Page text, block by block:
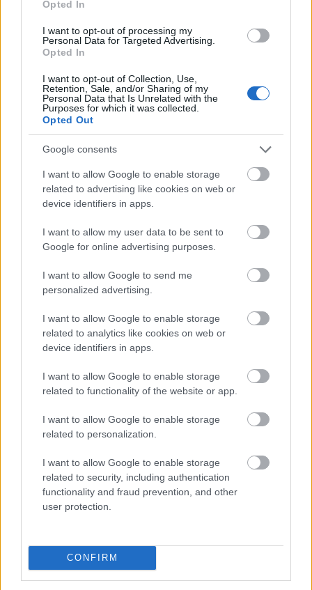
Opted In
I want to opt-out of processing my
Personal Data for Targeted Advertising.
Opted In
I want to opt-out of Collection, Use,
Retention, Sale, and/or Sharing of my
Personal Data that Is Unrelated with the
Purposes for which it was collected.
Opted Out
Google consents
I want to allow Google to enable storage
related to advertising like cookies on web or
device identifiers in apps.
I want to allow my user data to be sent to
Google for online advertising purposes.
I want to allow Google to send me
personalized advertising.
I want to allow Google to enable storage
related to analytics like cookies on web or
device identifiers in apps.
I want to allow Google to enable storage
related to functionality of the website or app.
I want to allow Google to enable storage
related to personalization.
I want to allow Google to enable storage
related to security, including authentication
functionality and fraud prevention, and other
user protection.
CONFIRM
A SOAS csak az egyik intézmény, amely a
mentésével foglalkozik. A hollandiai
Nijmegenben működő Max Planck intézet 10
Jung kölni nyelvész ott dolgozik a kanadai
Alberta és Brit Columbia tartományokban élő
beaver vagy más néven danezaa törzs nyelvi
emlékeinek feldolgozásán. A beaver dalok és
történetek megtalálhatók a
www.virtualmuseum.ca/Exhibitions/Danewajich/
honlapon. A denezaa fiatalok maguk is részt
vettek az öregek történeteinek
megörökítésében, hogy később az iskolában
taníthassák azokat. Ez a környék az
olajkitermelés következtében teljesen
bölcsességét meg lehet őrizni - mondják a
projekt résztvevői.
Persze a világháló csak internettel
rendelkező közösségek esetében segít, a
kimeknél, ahol ilyesmi nem létezik,
szótárakra és cd-felvételekre van szükség.
Sokat ígérőek lehetnek azok a programok,
elektronikus szótárakat ezeknek a
nyelveknek az anyagával. James Elvenny, a
Sydneyi Egyetem kutatója olyan szoftvert
fejlesztett ki, amely segít a veszélyeztetett
vagy éppen kihalt nyelvek felélesztésében. Az
ausztráliai dharug nyelv kipusztult, de a
érdemes megtanulniuk valamennyit belőle -
mutat rá.